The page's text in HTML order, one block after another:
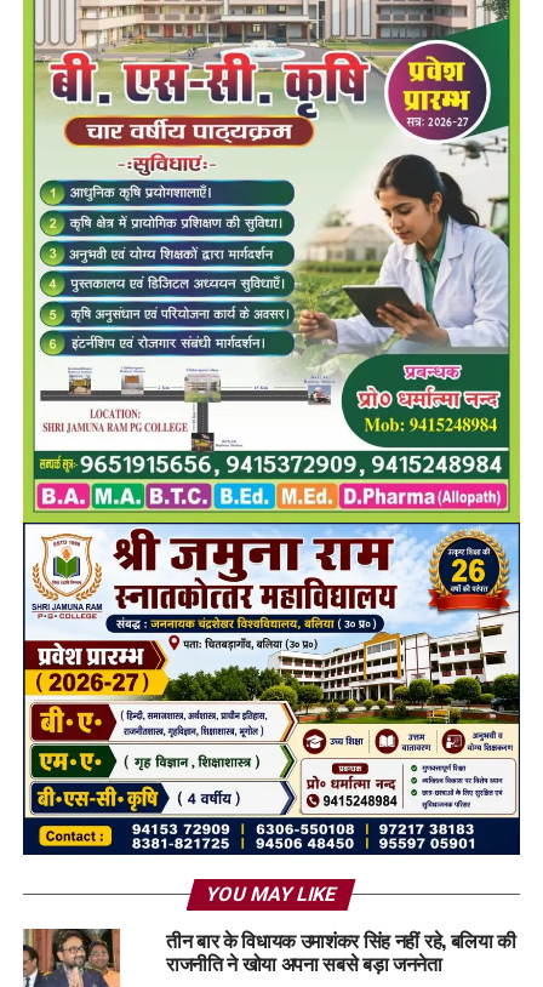
YOU MAY LIKE
तीन बार के विधायक उमाशंकर सिंह नहीं रहे, बलिया की
राजनीति ने खोया अपना सबसे बड़ा जननेता